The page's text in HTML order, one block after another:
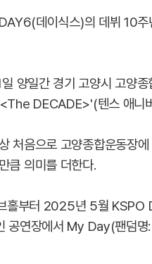
데이식스)의 데뷔 10
양일간 경기 고양시 고양
DECADE>'(텐스 애니
처음으로 고양종합운동장
큼 의미를 더한다.
홀부터 2025년 5월 KSPO
공연장에서 My Day(팬덤